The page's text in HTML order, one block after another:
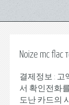
Noize mc flac
결제정보 : 고
서 확인전화
도난 카드의